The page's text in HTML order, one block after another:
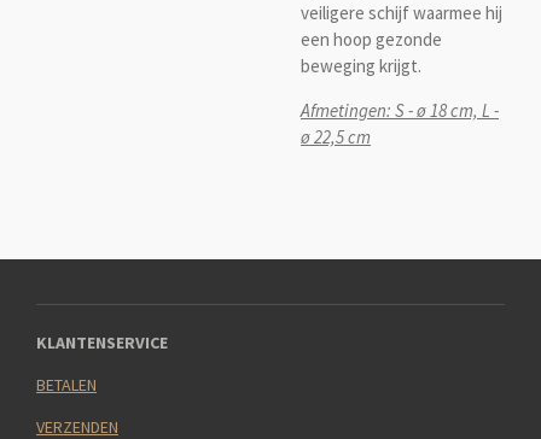
veiligere schijf waarmee hij
een hoop gezonde
beweging krijgt.
Afmetingen: S - ø 18 cm, L -
ø 22,5 cm
KLANTENSERVICE
BETALEN
VERZENDEN